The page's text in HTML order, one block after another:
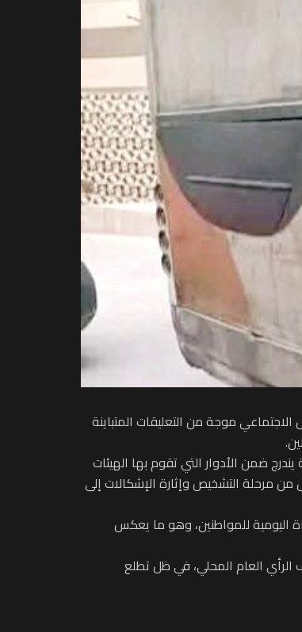
موجة من التعليقات المتباينة
ضمن الأدوار التي تقوم بها الهيئات
من مرحلة التشخيص وإثارة الإشكالات إلى
اليومية للمواطنين، وهو ما يعكس
العام المحلي، في ظل تطلع